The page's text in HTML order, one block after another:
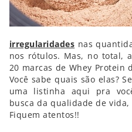
irregularidades nas
nos rótulos. Mas, no total,
20 marcas de Whey Protein
Você sabe quais são elas?
uma listinha aqui pra
busca da qualidade de
Fiquem atentos!!